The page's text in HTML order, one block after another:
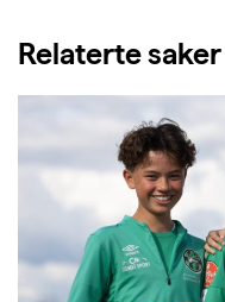
Relaterte saker